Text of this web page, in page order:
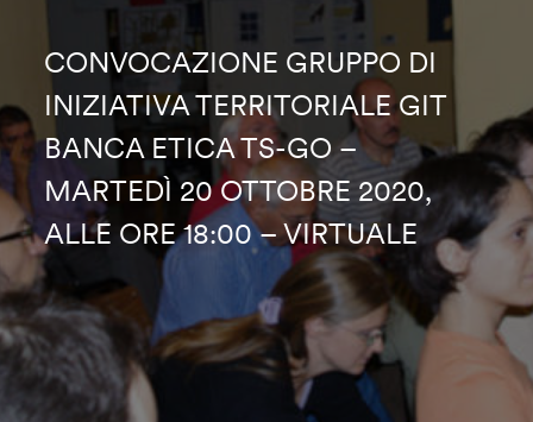
CONVOCAZIONE GRUPPO DI
INIZIATIVA TERRITORIALE GIT
BANCA ETICA TS-GO –
MARTEDÌ 20 OTTOBRE 2020,
ALLE ORE 18:00 – VIRTUALE